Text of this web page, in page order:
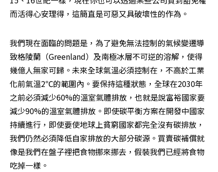
而活得心安理得，這簡直是可惡又具破壞性的作為。
我們現在面臨的問題是，為了避免無法控制的氣候變遷導
致格陵蘭（Greenland）及南極冰層不可逆的溶解，使得
幾億人無家可歸。未來全球氣溫必須控制在，不高於工業
化前氣溫2℃的範圍內。要保持這種狀態，全球在2030年
之前必須減少60%的溫室氣體排放，也就是說富裕國家要
減少90%的溫室氣體排放。即使碳平衡方案在開發中國家
持續進行，即使要使地球上貧窮國家都完全沒有碳排放，
我們仍然必須降低自家排放的大部分碳源。買賣碳補償就
像是我們在盤子裡把食物挪來挪去，假裝我們已經將食物
吃掉一樣。